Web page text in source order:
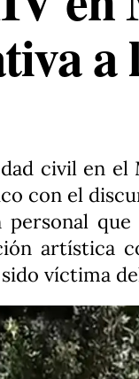
a
civil en el
con el
artística
víctima